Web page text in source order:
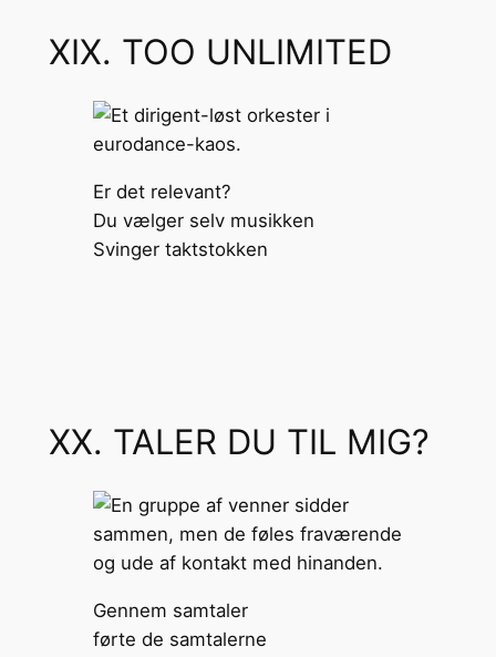
XIX. TOO UNLIMITED
Er det relevant?
Du vælger selv musikken
Svinger taktstokken
XX. TALER DU TIL MIG?
Gennem samtaler
førte de samtalerne